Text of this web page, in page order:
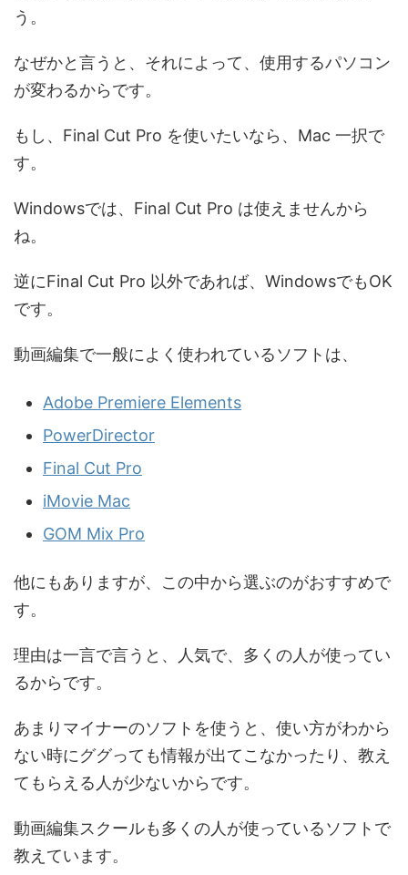
う。
なぜかと言うと、それによって、使用するパソコン
が変わるからです。
もし、Final Cut Pro を使いたいなら、Mac 一択で
す。
Windowsでは、Final Cut Pro は使えませんから
ね。
逆にFinal Cut Pro 以外であれば、WindowsでもOK
です。
動画編集で一般によく使われているソフトは、
Adobe Premiere Elements
PowerDirector
Final Cut Pro
iMovie Mac
GOM Mix Pro
他にもありますが、この中から選ぶのがおすすめで
す。
理由は一言で言うと、人気で、多くの人が使ってい
るからです。
あまりマイナーのソフトを使うと、使い方がわから
ない時にググっても情報が出てこなかったり、教え
てもらえる人が少ないからです。
動画編集スクールも多くの人が使っているソフトで
教えています。